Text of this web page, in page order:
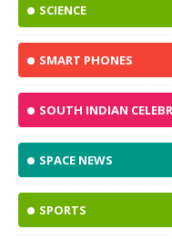
SCIENCE
SMART PHONES
SOUTH INDIAN
SPACE NEWS
SPORTS